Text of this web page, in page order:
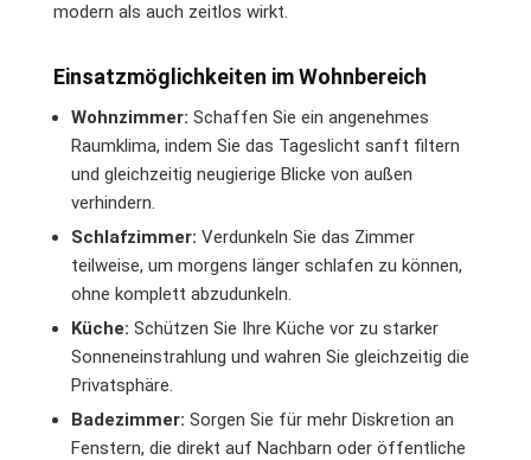
modern als auch zeitlos wirkt.
Einsatzmöglichkeiten im Wohnbereich
Wohnzimmer: Schaffen Sie ein angenehmes
Raumklima, indem Sie das Tageslicht sanft filtern
und gleichzeitig neugierige Blicke von außen
verhindern.
Schlafzimmer: Verdunkeln Sie das Zimmer
teilweise, um morgens länger schlafen zu können,
ohne komplett abzudunkeln.
Küche: Schützen Sie Ihre Küche vor zu starker
Sonneneinstrahlung und wahren Sie gleichzeitig die
Privatsphäre.
Badezimmer: Sorgen Sie für mehr Diskretion an
Fenstern, die direkt auf Nachbarn oder öffentliche